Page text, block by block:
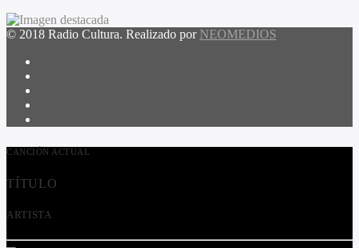
© 2018 Radio Cultura. Realizado por NEOMEDIOS
CANCIÓN ACTUAL
TÍTULO
ARTISTA